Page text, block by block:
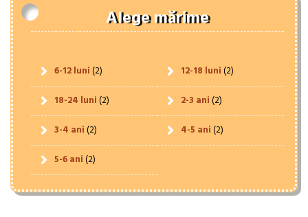
Alege mărime
6-12 luni(2) 12-18 luni(2)
18-24 luni(2) 2-3 ani(2)
3-4 ani(2) 4-5 ani(2)
5-6 ani(2)